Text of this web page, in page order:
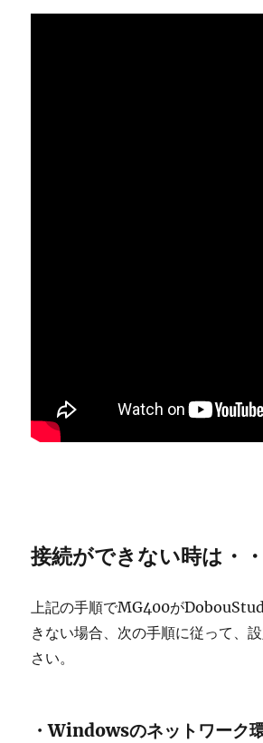
接続ができない時は・・
上記の手順でMG400が
きない場合、次の手順に従って、
さい。
・Windowsのネットワーク